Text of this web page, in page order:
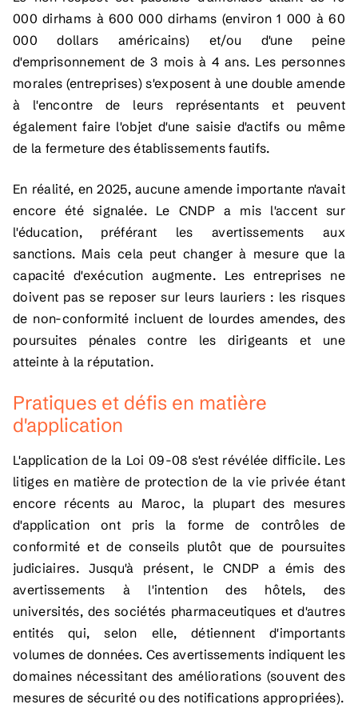
000 dirhams à 600 000 dirhams (environ 1 000 à 60
000 dollars américains) et/ou d'une peine
d'emprisonnement de 3 mois à 4 ans. Les personnes
morales (entreprises) s'exposent à une double amende
à l'encontre de leurs représentants et peuvent
également faire l'objet d'une saisie d'actifs ou même
de la fermeture des établissements fautifs.
En réalité, en 2025, aucune amende importante n'avait
encore été signalée. Le CNDP a mis l'accent sur
l'éducation, préférant les avertissements aux
sanctions. Mais cela peut changer à mesure que la
capacité d'exécution augmente. Les entreprises ne
doivent pas se reposer sur leurs lauriers : les risques
de non-conformité incluent de lourdes amendes, des
poursuites pénales contre les dirigeants et une
atteinte à la réputation.
Pratiques et défis en matière
d'application
L'application de la Loi 09-08 s'est révélée difficile. Les
litiges en matière de protection de la vie privée étant
encore récents au Maroc, la plupart des mesures
d'application ont pris la forme de contrôles de
conformité et de conseils plutôt que de poursuites
judiciaires. Jusqu'à présent, le CNDP a émis des
avertissements à l'intention des hôtels, des
universités, des sociétés pharmaceutiques et d'autres
entités qui, selon elle, détiennent d'importants
volumes de données. Ces avertissements indiquent les
domaines nécessitant des améliorations (souvent des
mesures de sécurité ou des notifications appropriées).